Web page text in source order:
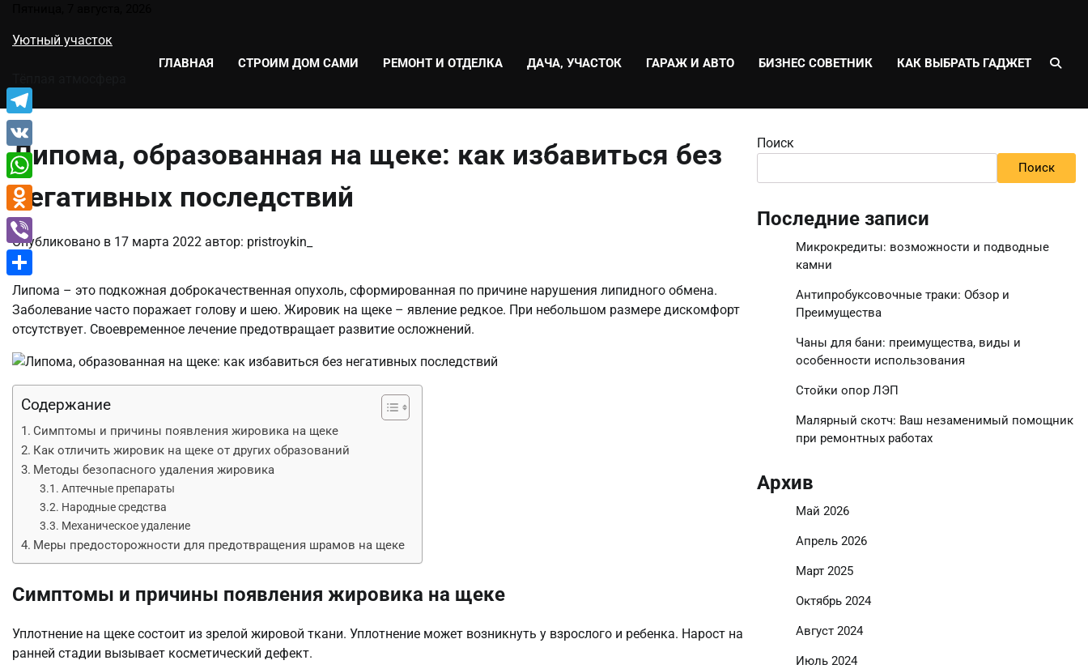
содержимому
Уютный участок
ГЛАВНАЯ СТРОИМ ДОМ САМИ РЕМОНТ И ОТДЕЛКА ДАЧА, УЧАСТОК ГАРАЖ И АВТО БИЗНЕС СОВЕТНИК КАК ВЫБРАТЬ ГАДЖЕТ
Липома, образованная на щеке: как избавиться без
негативных последствий
Опубликовано в 17 марта 2022 автор: pristroykin_
Липома – это подкожная доброкачественная опухоль, сформированная по причине нарушения липидного обмена.
Заболевание часто поражает голову и шею. Жировик на щеке – явление редкое. При небольшом размере дискомфорт
отсутствует. Своевременное лечение предотвращает развитие осложнений.
Содержание
Симптомы и причины появления жировика на щеке
Как отличить жировик на щеке от других образований
Методы безопасного удаления жировика
Аптечные препараты
Народные средства
Механическое удаление
Меры предосторожности для предотвращения шрамов на щеке
Симптомы и причины появления жировика на щеке
Уплотнение на щеке состоит из зрелой жировой ткани. Уплотнение может возникнуть у взрослого и ребенка. Нарост на
ранней стадии вызывает косметический дефект.
Поиск
Поиск
Последние записи
Микрокредиты: возможности и подводные
камни
Антипробуксовочные траки: Обзор и
Преимущества
Чаны для бани: преимущества, виды и
особенности использования
Стойки опор ЛЭП
Малярный скотч: Ваш незаменимый помощник
при ремонтных работах
Архив
Май 2026
Апрель 2026
Март 2025
Октябрь 2024
Август 2024
Июль 2024
Telegram
VK
WhatsApp
Odnoklassniki
Viber
Отправить